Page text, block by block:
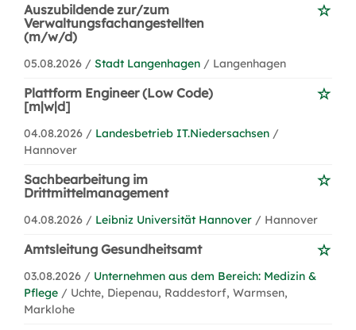
Auszubildende zur/zum
Verwaltungsfachangestellten
(m/w/d)
05.08.2026 / Stadt Langenhagen / Langenhagen
Plattform Engineer (Low Code)
[m|w|d]
04.08.2026 / Landesbetrieb IT.Niedersachsen /
Hannover
Sachbearbeitung im
Drittmittelmanagement
04.08.2026 / Leibniz Universität Hannover / Hannover
Amtsleitung Gesundheitsamt
03.08.2026 / Unternehmen aus dem Bereich: Medizin &
Pflege / Uchte, Diepenau, Raddestorf, Warmsen,
Marklohe